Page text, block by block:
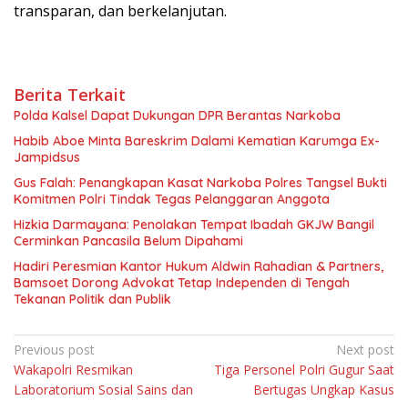
transparan, dan berkelanjutan.
Berita Terkait
Polda Kalsel Dapat Dukungan DPR Berantas Narkoba
Habib Aboe Minta Bareskrim Dalami Kematian Karumga Ex-
Jampidsus
Gus Falah: Penangkapan Kasat Narkoba Polres Tangsel Bukti
Komitmen Polri Tindak Tegas Pelanggaran Anggota
Hizkia Darmayana: Penolakan Tempat Ibadah GKJW Bangil
Cerminkan Pancasila Belum Dipahami
Hadiri Peresmian Kantor Hukum Aldwin Rahadian & Partners,
Bamsoet Dorong Advokat Tetap Independen di Tengah
Tekanan Politik dan Publik
Navigasi
pos
Previous post
Wakapolri Resmikan
Laboratorium Sosial Sains dan
Next post
Tiga Personel Polri Gugur Saat
Bertugas Ungkap Kasus